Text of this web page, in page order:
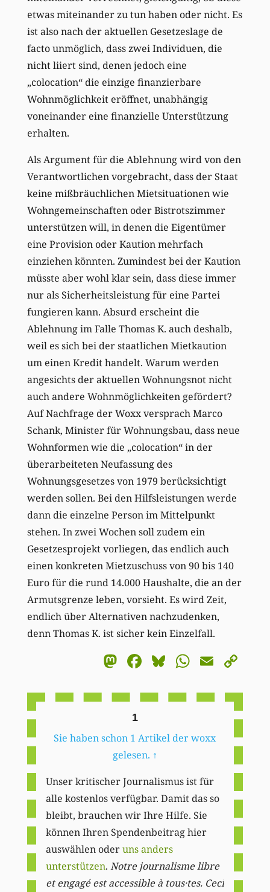
etwas miteinander zu tun haben oder nicht. Es
ist also nach der aktuellen Gesetzeslage de
facto unmöglich, dass zwei Individuen, die
nicht liiert sind, denen jedoch eine
„colocation“ die einzige finanzierbare
Wohnmöglichkeit eröffnet, unabhängig
voneinander eine finanzielle Unterstützung
erhalten.
Als Argument für die Ablehnung wird von den
Verantwortlichen vorgebracht, dass der Staat
keine mißbräuchlichen Mietsituationen wie
Wohngemeinschaften oder Bistrotszimmer
unterstützen will, in denen die Eigentümer
eine Provision oder Kaution mehrfach
einziehen könnten. Zumindest bei der Kaution
müsste aber wohl klar sein, dass diese immer
nur als Sicherheitsleistung für eine Partei
fungieren kann. Absurd erscheint die
Ablehnung im Falle Thomas K. auch deshalb,
weil es sich bei der staatlichen Mietkaution
um einen Kredit handelt. Warum werden
angesichts der aktuellen Wohnungsnot nicht
auch andere Wohnmöglichkeiten gefördert?
Auf Nachfrage der Woxx versprach Marco
Schank, Minister für Wohnungsbau, dass neue
Wohnformen wie die „colocation“ in der
überarbeiteten Neufassung des
Wohnungsgesetzes von 1979 berücksichtigt
werden sollen. Bei den Hilfsleistungen werde
dann die einzelne Person im Mittelpunkt
stehen. In zwei Wochen soll zudem ein
Gesetzesprojekt vorliegen, das endlich auch
einen konkreten Mietzuschuss von 90 bis 140
Euro für die rund 14.000 Haushalte, die an der
Armutsgrenze leben, vorsieht. Es wird Zeit,
endlich über Alternativen nachzudenken,
denn Thomas K. ist sicher kein Einzelfall.
Mastodon
Facebook
BlueskyEmail
1
Sie haben schon 1 Artikel der woxx
gelesen. ↑
Unser kritischer Journalismus ist für
alle kostenlos verfügbar. Damit das so
bleibt, brauchen wir Ihre Hilfe. Sie
können Ihren Spendenbeitrag hier
auswählen oderuns anders
unterstützen. Notre journalisme libre
et engagé est accessible à tous·tes. Ceci